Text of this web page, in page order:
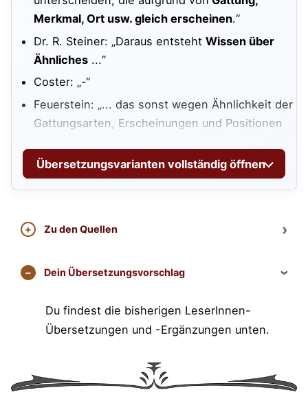
Merkmal, Ort usw. gleich erscheinen.“
Dr. R. Steiner: „Daraus entsteht Wissen über
Ähnliches ...“
Coster: „-“
Feuerstein: „... das sonst wegen Ähnlichkeit der
Gattungsarten, Erscheinungen und Positionen
R. Palm: „...auch wenn sie] nicht nach Art,
Merkmal und Ort als verschieden bestimmbar
R. Sriram: „Objekte, die wegen ihrer Ähnlichkeit
Govindan: „... durch Unterschiede in ihrem
Iyengar: „Aufgrund dieses Wissens vermag der
gleichartigen Dingen zu erkennen ...“
Chip Hartranft: „... die durch Ähnlichkeiten in
Übersetzungsvarianten vollständig öffnen
Zu den Quellen
Dein Übersetzungsvorschlag
Du findest die bisherigen LeserInnen-
Übersetzungen und -Ergänzungen unten.